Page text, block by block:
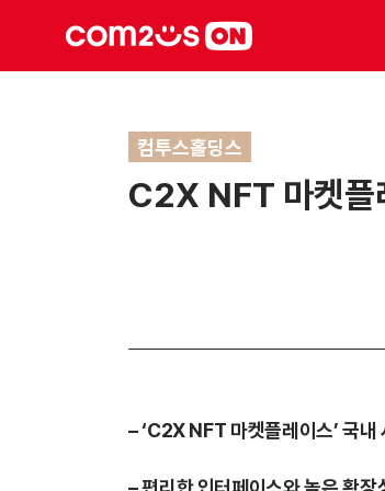
컴투스홀딩스
C2X NFT 마켓플
–‘C2X NFT 마켓플레이스’ 국내